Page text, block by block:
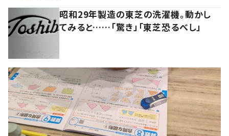
昭和29年製造の東芝の洗濯機。動かし
てみると……「驚き」「東芝恐るべし」